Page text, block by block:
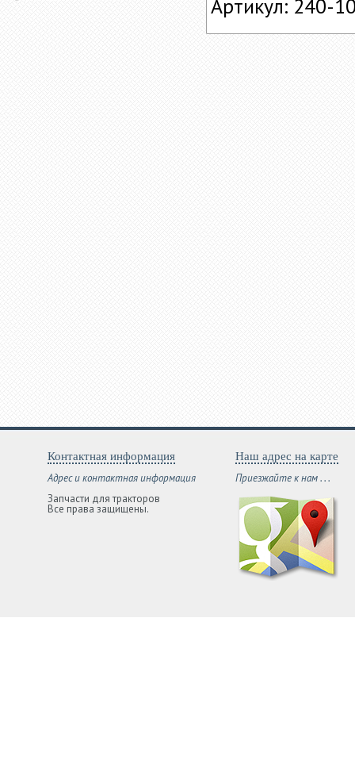
Артикул: 240-
Контактная информация
Адрес и контактная информация
Запчасти для тракторов
Все права защищены.
Наш адрес на карте
Приезжайте к нам . . .